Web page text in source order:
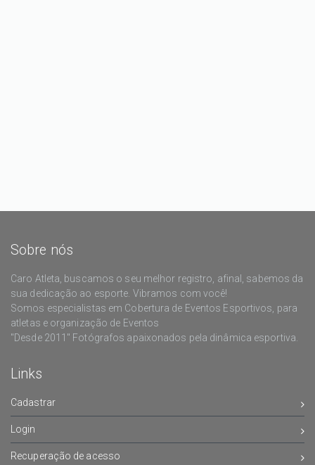
Sobre nós
Caro Atleta, buscamos o seu melhor registro, afinal, sabemos da
sua dedicação ao esporte. Vibramos com você!
Somos especialistas em Cobertura de Eventos Esportivos, para
atletas e organização de Eventos
"Desde 2011" Fotógrafos apaixonados pela dinâmica esportiva.
Links
Cadastrar
Login
Recuperação de acesso